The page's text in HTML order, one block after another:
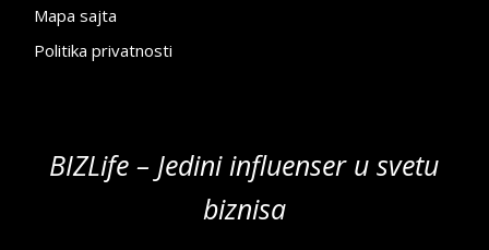
Mapa sajta
Politika privatnosti
BIZLife – Jedini influenser u svetu
biznisa